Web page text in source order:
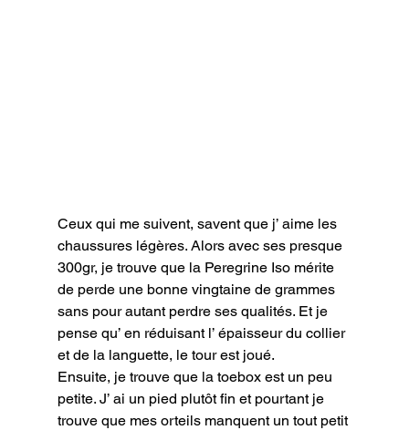
Ceux qui me suivent, savent que j’ aime les
chaussures légères. Alors avec ses presque
300gr, je trouve que la Peregrine Iso mérite
de perde une bonne vingtaine de grammes
sans pour autant perdre ses qualités. Et je
pense qu’ en réduisant l’ épaisseur du collier
et de la languette, le tour est joué.
Ensuite, je trouve que la toebox est un peu
petite. J’ ai un pied plutôt fin et pourtant je
trouve que mes orteils manquent un tout petit